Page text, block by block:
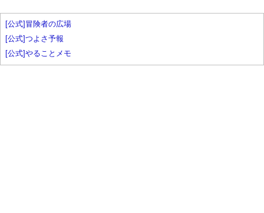
[公式]冒険者の広場
[公式]つよさ予報
[公式]やることメモ